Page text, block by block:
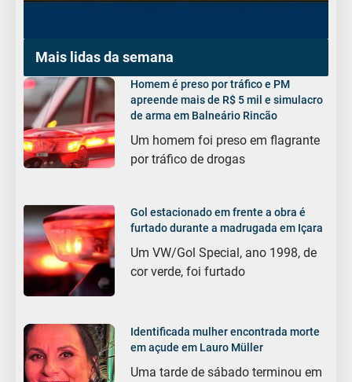
Mais lidas da semana
Homem é preso por tráfico e PM
apreende mais de R$ 5 mil e simulacro
de arma em Balneário Rincão
Um homem foi preso em flagrante
por tráfico de drogas
Gol estacionado em frente a obra é
furtado durante a madrugada em Içara
Um VW/Gol Special, ano 1998, de
cor verde, foi furtado
Identificada mulher encontrada morte
em açude em Lauro Müller
Uma tarde de sábado terminou em